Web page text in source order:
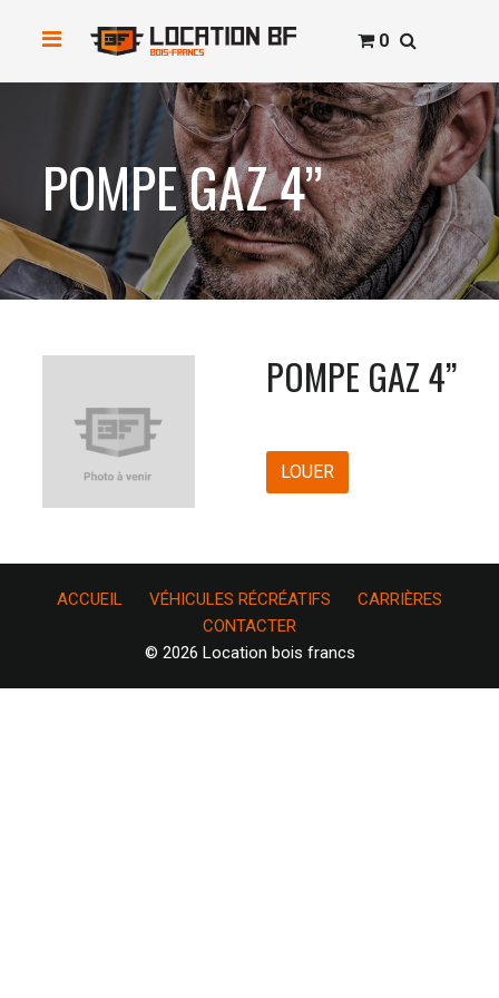
0
POMPE GAZ 4’’
POMPE GAZ 4’’
LOUER
ACCUEIL VÉHICULES RÉCRÉATIFS
CARRIÈRES
CONTACTER
© 2026 Location bois francs